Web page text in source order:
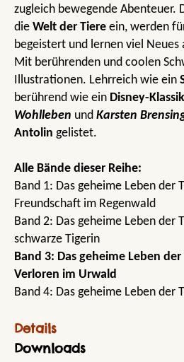
zugleich bewegende Abenteuer.
die Welt der Tiere ein, werden
begeistert und lernen viel Neues
Mit berührenden und coolen
Illustrationen. Lehrreich wie ein
berührend wie ein Disney-
Wohlleben und Karsten
Antolin gelistet.
Alle Bände dieser Reihe:
Band 1: Das geheime Leben der
Freundschaft im Regenwald
Band 2: Das geheime Leben der
schwarze Tigerin
Band 3: Das geheime Leben
Verloren im Urwald
Band 4: Das geheime Leben der
Details
Downloads